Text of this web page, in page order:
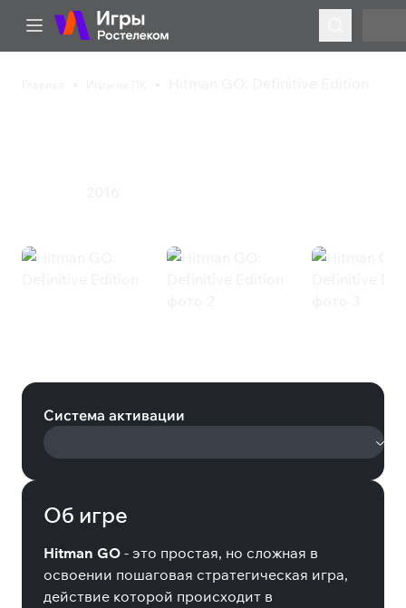
Система активации
Об игре
Hitman GO - это простая, но сложная в
освоении пошаговая стратегическая игра,
действие которой происходит в